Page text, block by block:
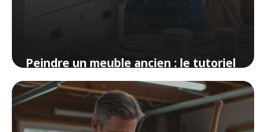
Peindre un meuble ancien : le tutoriel
complet sans ponçage
9 avril 2026